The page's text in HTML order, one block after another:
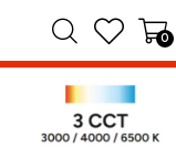
0